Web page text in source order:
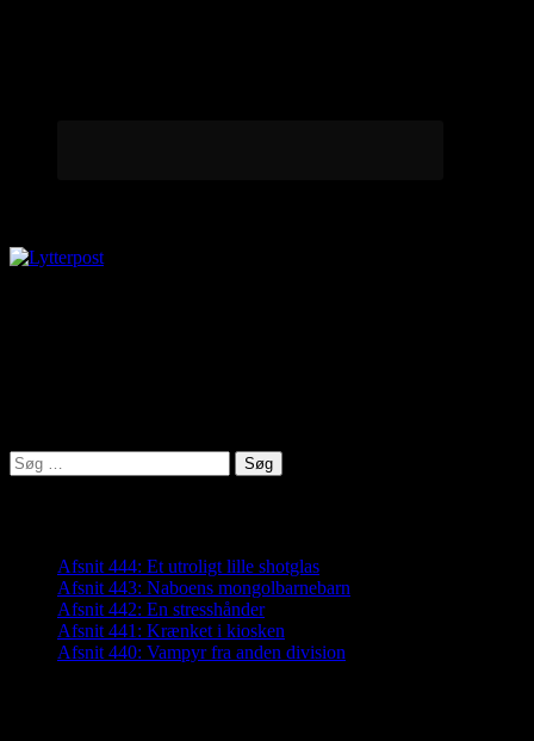
Søg
efter:
Afsnit 444: Et utroligt lille shotglas
Afsnit 443: Naboens mongolbarnebarn
Afsnit 442: En stresshånder
Afsnit 441: Krænket i kiosken
Afsnit 440: Vampyr fra anden division